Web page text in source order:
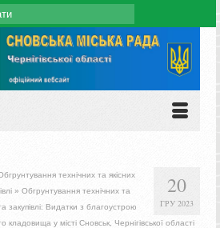
20
ГРУ 2023
технічних та якісних
» Обгрунтування технічних та
закупівлі: Видатки з благоустрою
у місті Сновськ, Чернігівської області